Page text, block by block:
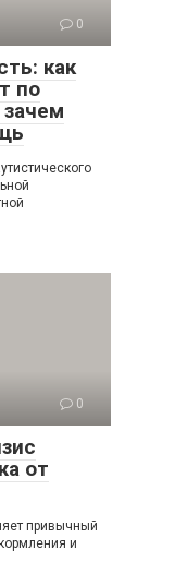
0
как
по
0
от
привычный
и